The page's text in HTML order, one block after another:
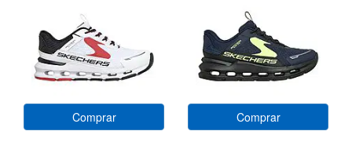
Comprar Comprar